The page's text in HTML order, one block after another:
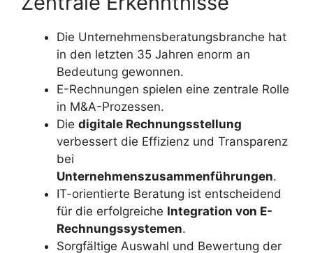
Die Unternehmensberatungsbranche hat
in den letzten 35 Jahren enorm an
Bedeutung gewonnen.
E-Rechnungen spielen eine zentrale Rolle
in M&A-Prozessen.
Die digitale Rechnungsstellung
verbessert die Effizienz und Transparenz
bei
Unternehmenszusammenführungen.
IT-orientierte Beratung ist entscheidend
für die erfolgreiche Integration von E-
Rechnungssystemen.
Sorgfältige Auswahl und Bewertung der